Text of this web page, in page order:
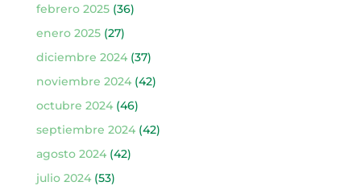
febrero 2025(36)
enero 2025(27)
diciembre 2024(37)
noviembre 2024(42)
octubre 2024(46)
septiembre 2024(42)
agosto 2024(42)
julio 2024(53)